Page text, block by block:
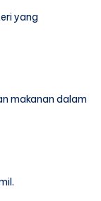
yang
makanan dalam